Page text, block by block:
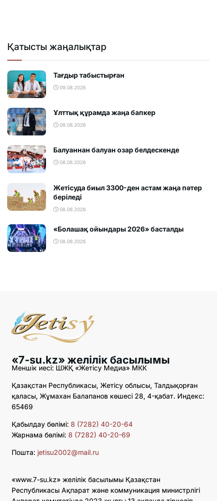
Қатысты жаңалықтар
Тағдыр табыстырған
09.08.2026
Ұлттық құрамда жаңа бапкер
08.08.2026
Балуаннан балуан озар белдескенде
08.08.2026
Жетісуда биыл 3300-ден астам жаңа пәтер
беріледі
08.08.2026
«Болашақ ойындары 2026» басталды
08.08.2026
«7-su.kz» желілік басылымы
Меншік иесі: ШЖҚ «Жетісу Медиа» МКК
Қазақстан Республикасы, Жетісу облысы, Талдықорған
қаласы, Жұмахан Балапанов көшесі 28, 4-қабат. Индекс:
65469
Қабылдау бөлімі: 8 (7282) 40-20-64
Жарнама бөлімі: 8 (7282) 40-20-69
Пошта: jetisu2002@mail.ru
«www.7-su.kz» желілік басылымы Қазақстан
Республикасы Ақпарат және коммуникация министрлігі